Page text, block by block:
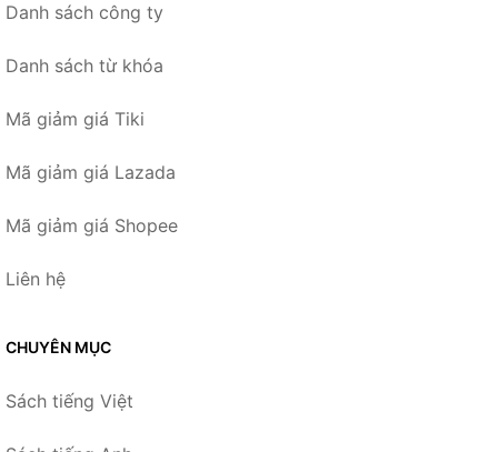
Danh sách công ty
Danh sách từ khóa
Mã giảm giá Tiki
Mã giảm giá Lazada
Mã giảm giá Shopee
Liên hệ
CHUYÊN MỤC
Sách tiếng Việt